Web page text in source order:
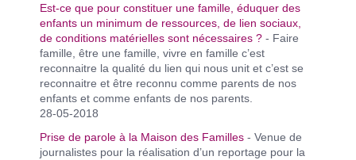
Est-ce que pour constituer une famille, éduquer des
enfants un minimum de ressources, de lien sociaux,
de conditions matérielles sont nécessaires ? - Faire
famille, être une famille, vivre en famille c’est
reconnaitre la qualité du lien qui nous unit et c’est se
reconnaitre et être reconnu comme parents de nos
enfants et comme enfants de nos parents.
28-05-2018
Prise de parole à la Maison des Familles - Venue de
journalistes pour la réalisation d’un reportage pour la